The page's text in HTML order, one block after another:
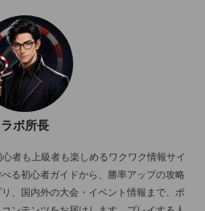
ラボ所長
者も上級者も楽しめるワクワク情報サイ
る初心者ガイドから、勝率アップの攻略
、国内外の大会・イベント情報まで、ポ